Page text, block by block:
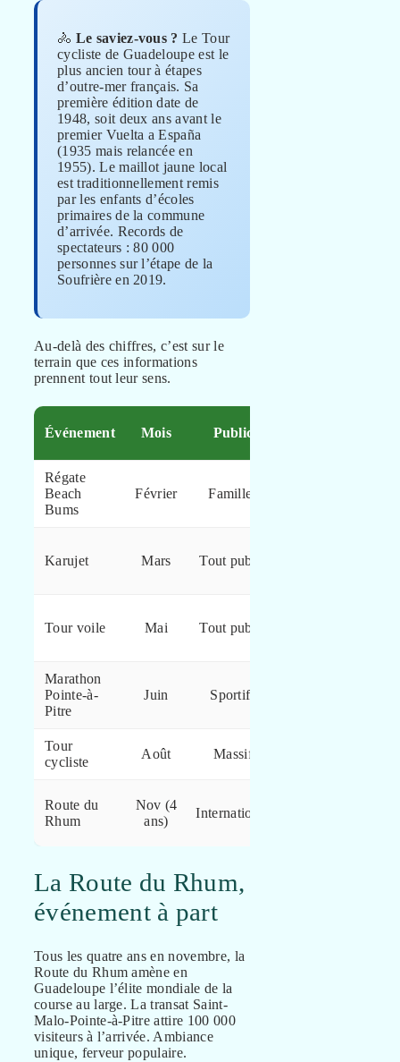
🚴 Le saviez-vous ? Le Tour
cycliste de Guadeloupe est le
plus ancien tour à étapes
d’outre-mer français. Sa
première édition date de
1948, soit deux ans avant le
premier Vuelta a España
(1935 mais relancée en
1955). Le maillot jaune local
est traditionnellement remis
par les enfants d’écoles
primaires de la commune
d’arrivée. Records de
spectateurs : 80 000
personnes sur l’étape de la
Soufrière en 2019.
Au-delà des chiffres, c’est sur le
terrain que ces informations
prennent tout leur sens.
Événement Mois Public
Régate
Beach
Bums
Février Familles
Karujet Mars Tout public
Tour voile Mai Tout public
Marathon
Pointe-à-
Pitre
Juin Sportifs
Tour
cycliste
Août Massif
Route du
Rhum
Nov (4
ans)
International
La Route du Rhum,
événement à part
Tous les quatre ans en novembre, la
Route du Rhum amène en
Guadeloupe l’élite mondiale de la
course au large. La transat Saint-
Malo-Pointe-à-Pitre attire 100 000
visiteurs à l’arrivée. Ambiance
unique, ferveur populaire.